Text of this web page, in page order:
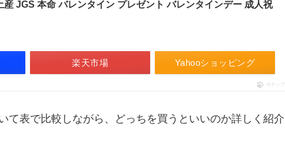
産 JGS 本命 バレンタイン プレゼント バレンタインデー 成人祝
楽天市場 Yahooショッピング
ポチップ
て表で比較しながら、どっちを買うといいのか詳しく紹介